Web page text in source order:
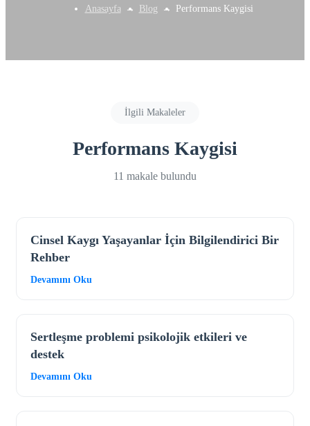
Anasayfa Blog Performans Kaygisi
İlgili Makaleler
Performans Kaygisi
11 makale bulundu
Cinsel Kaygı Yaşayanlar İçin Bilgilendirici Bir
Rehber
Devamını Oku
Sertleşme problemi psikolojik etkileri ve
destek
Devamını Oku